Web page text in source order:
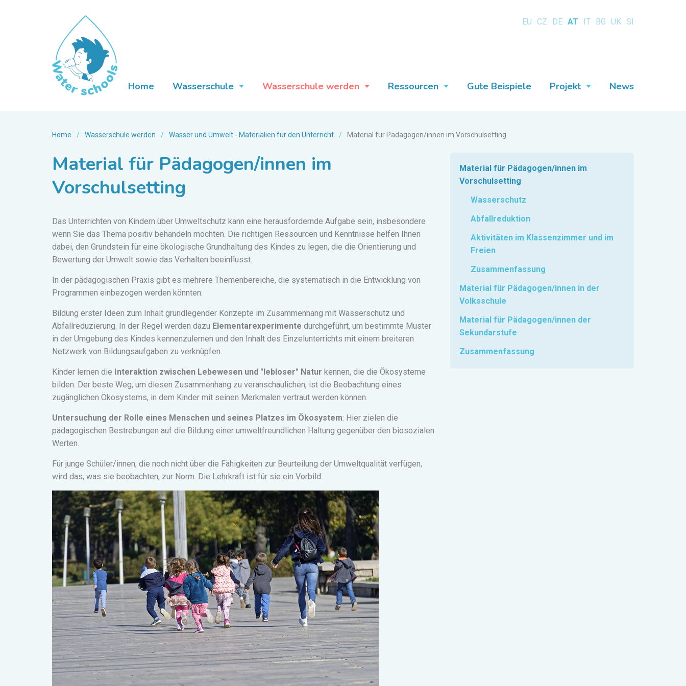
EU CZ DE AT IT BG UK SI
Home Wasserschule Wasserschule werden Ressourcen Gute Beispiele Projekt News
Home / Wasserschule werden / Wasser und Umwelt - Materialien für den Unterricht / Material für Pädagogen/innen im Vorschulsetting
Material für Pädagogen/innen im
Vorschulsetting
Das Unterrichten von Kindern über Umweltschutz kann eine herausfordernde Aufgabe sein, insbesondere
wenn Sie das Thema positiv behandeln möchten. Die richtigen Ressourcen und Kenntnisse helfen Ihnen
dabei, den Grundstein für eine ökologische Grundhaltung des Kindes zu legen, die die Orientierung und
Bewertung der Umwelt sowie das Verhalten beeinflusst.
In der pädagogischen Praxis gibt es mehrere Themenbereiche, die systematisch in die Entwicklung von
Programmen einbezogen werden könnten:
Bildung erster Ideen zum Inhalt grundlegender Konzepte im Zusammenhang mit Wasserschutz und
Abfallreduzierung. In der Regel werden dazu Elementarexperimente durchgeführt, um bestimmte Muster
in der Umgebung des Kindes kennenzulernen und den Inhalt des Einzelunterrichts mit einem breiteren
Netzwerk von Bildungsaufgaben zu verknüpfen.
Kinder lernen die Interaktion zwischen Lebewesen und "lebloser" Natur kennen, die die Ökosysteme
bilden. Der beste Weg, um diesen Zusammenhang zu veranschaulichen, ist die Beobachtung eines
zugänglichen Ökosystems, in dem Kinder mit seinen Merkmalen vertraut werden können.
Untersuchung der Rolle eines Menschen und seines Platzes im Ökosystem: Hier zielen die
pädagogischen Bestrebungen auf die Bildung einer umweltfreundlichen Haltung gegenüber den biosozialen
Werten.
Für junge Schüler/innen, die noch nicht über die Fähigkeiten zur Beurteilung der Umweltqualität verfügen,
wird das, was sie beobachten, zur Norm. Die Lehrkraft ist für sie ein Vorbild.
Material für Pädagogen/innen im
Vorschulsetting
Wasserschutz
Abfallreduktion
Aktivitäten im Klassenzimmer und im
Freien
Zusammenfassung
Material für Pädagogen/innen in der
Volksschule
Material für Pädagogen/innen der
Sekundarstufe
Zusammenfassung